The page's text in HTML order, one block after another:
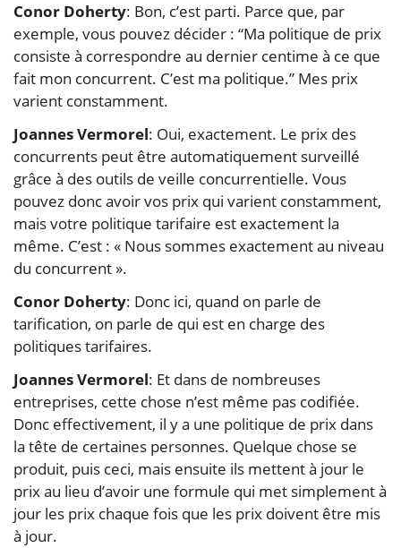
Conor Doherty: Bon, c’est parti. Parce que, par
exemple, vous pouvez décider : “Ma politique de prix
consiste à correspondre au dernier centime à ce que
fait mon concurrent. C’est ma politique.” Mes prix
varient constamment.
Joannes Vermorel: Oui, exactement. Le prix des
concurrents peut être automatiquement surveillé
grâce à des outils de veille concurrentielle. Vous
pouvez donc avoir vos prix qui varient constamment,
mais votre politique tarifaire est exactement la
même. C’est : « Nous sommes exactement au niveau
du concurrent ».
Conor Doherty: Donc ici, quand on parle de
tarification, on parle de qui est en charge des
politiques tarifaires.
Joannes Vermorel: Et dans de nombreuses
entreprises, cette chose n’est même pas codifiée.
Donc effectivement, il y a une politique de prix dans
la tête de certaines personnes. Quelque chose se
produit, puis ceci, mais ensuite ils mettent à jour le
prix au lieu d’avoir une formule qui met simplement à
jour les prix chaque fois que les prix doivent être mis
à jour.